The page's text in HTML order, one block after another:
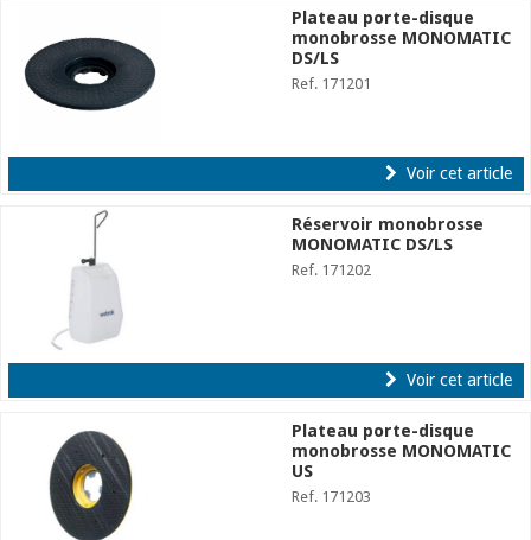
Plateau porte-disque
monobrosse MONOMATIC
DS/LS
Ref. 171201
Voir cet article
Réservoir monobrosse
MONOMATIC DS/LS
Ref. 171202
Voir cet article
Plateau porte-disque
monobrosse MONOMATIC
US
Ref. 171203